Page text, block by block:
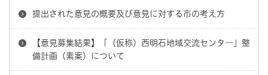
提出された意見の概要及び意見に対する市の考え方
【意見募集結果】「（仮称）西明石地域交流センタ―」整
備計画（素案）について